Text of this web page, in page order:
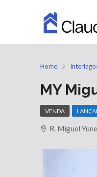
Home
MY
VENDA
R. Miguel